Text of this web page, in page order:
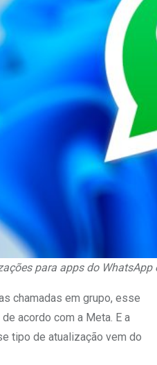
para apps do
chamadas em grupo, esse
acordo com a Meta. E a
tipo de atualização vem do